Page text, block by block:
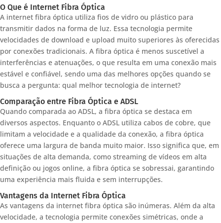
O Que é Internet Fibra Óptica
A internet fibra óptica utiliza fios de vidro ou plástico para
transmitir dados na forma de luz. Essa tecnologia permite
velocidades de download e upload muito superiores às oferecidas
por conexões tradicionais. A fibra óptica é menos suscetível a
interferências e atenuações, o que resulta em uma conexão mais
estável e confiável, sendo uma das melhores opções quando se
busca a pergunta: qual melhor tecnologia de internet?
Comparação entre Fibra Óptica e ADSL
Quando comparada ao ADSL, a fibra óptica se destaca em
diversos aspectos. Enquanto o ADSL utiliza cabos de cobre, que
limitam a velocidade e a qualidade da conexão, a fibra óptica
oferece uma largura de banda muito maior. Isso significa que, em
situações de alta demanda, como streaming de vídeos em alta
definição ou jogos online, a fibra óptica se sobressai, garantindo
uma experiência mais fluida e sem interrupções.
Vantagens da Internet Fibra Óptica
As vantagens da internet fibra óptica são inúmeras. Além da alta
velocidade, a tecnologia permite conexões simétricas, onde a